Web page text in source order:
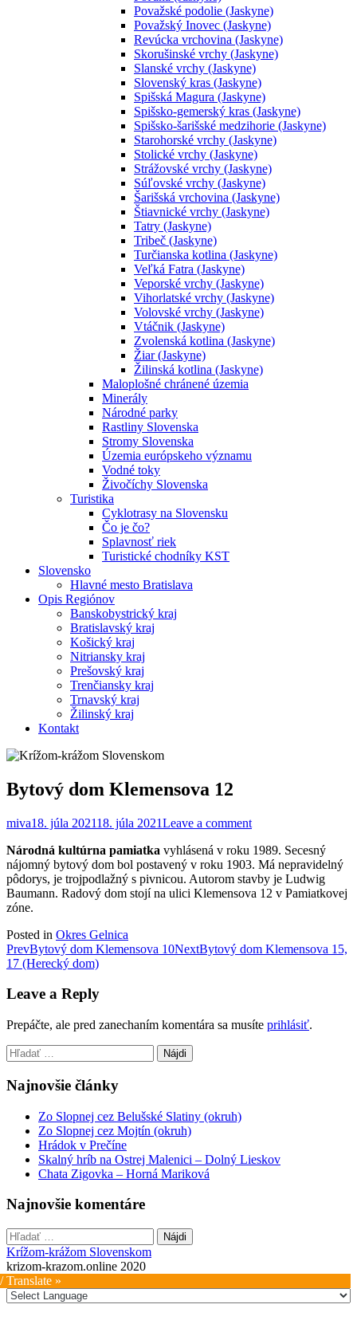
Považské podolie (Jaskyne)
Považský Inovec (Jaskyne)
Revúcka vrchovina (Jaskyne)
Skorušinské vrchy (Jaskyne)
Slanské vrchy (Jaskyne)
Slovenský kras (Jaskyne)
Spišská Magura (Jaskyne)
Spišsko-gemerský kras (Jaskyne)
Spišsko-šarišské medzihorie (Jaskyne)
Starohorské vrchy (Jaskyne)
Stolické vrchy (Jaskyne)
Strážovské vrchy (Jaskyne)
Súľovské vrchy (Jaskyne)
Šarišská vrchovina (Jaskyne)
Štiavnické vrchy (Jaskyne)
Tatry (Jaskyne)
Tribeč (Jaskyne)
Turčianska kotlina (Jaskyne)
Veľká Fatra (Jaskyne)
Veporské vrchy (Jaskyne)
Vihorlatské vrchy (Jaskyne)
Volovské vrchy (Jaskyne)
Vtáčnik (Jaskyne)
Zvolenská kotlina (Jaskyne)
Žiar (Jaskyne)
Žilinská kotlina (Jaskyne)
Maloplošné chránené územia
Minerály
Národné parky
Rastliny Slovenska
Stromy Slovenska
Územia európskeho významu
Vodné toky
Živočíchy Slovenska
Turistika
Cyklotrasy na Slovensku
Čo je čo?
Splavnosť riek
Turistické chodníky KST
Slovensko
Hlavné mesto Bratislava
Opis Regiónov
Banskobystrický kraj
Bratislavský kraj
Košický kraj
Nitriansky kraj
Prešovský kraj
Trenčiansky kraj
Trnavský kraj
Žilinský kraj
Kontakt
Bytový dom Klemensova 12
miva18. júla 202118. júla 2021Leave a comment
Národná kultúrna pamiatka vyhlásená v roku 1989. Secesný
nájomný bytový dom bol postavený v roku 1903. Má nepravidelný
pôdorys, je trojpodlažný s pivnicou. Autorom stavby je Ludwig
Baumann. Radový dom stojí na ulici Klemensova 12 v Pamiatkovej
zóne.
Posted in Okres Gelnica
Post
navigation
PrevBytový dom Klemensova 10NextBytový dom Klemensova 15,
17 (Herecký dom)
Leave a Reply
Prepáčte, ale pred zanechaním komentára sa musíte prihlásiť.
Hľadať:
Najnovšie články
Zo Slopnej cez Belušské Slatiny (okruh)
Zo Slopnej cez Mojtín (okruh)
Hrádok v Prečíne
Skalný hríb na Ostrej Malenici – Dolný Lieskov
Chata Zigovka – Horná Mariková
Najnovšie komentáre
Hľadať:
Krížom-krážom Slovenskom
krizom-krazom.online 2020
Translate »